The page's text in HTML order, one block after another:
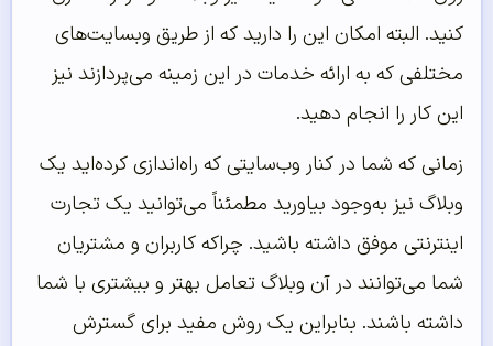
کنید. البته امکان این را دارید که از طریق وبسایت‌های
مختلفی که به ارائه خدمات در این زمینه می‌پردازند نیز
این کار را انجام دهید.
زمانی که شما در کنار وب‌سایتی که راه‌اندازی کرده‌اید یک
وبلاگ نیز به‌وجود بیاورید مطمئناً می‌توانید یک تجارت
اینترنتی موفق داشته باشید. چراکه کاربران و مشتریان
شما می‌توانند در آن وبلاگ تعامل بهتر و بیشتری با شما
داشته باشند. بنابراین یک روش مفید برای گسترش